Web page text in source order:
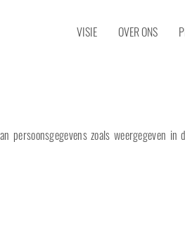
VISIE OVER ONS
zoals weergegeven in